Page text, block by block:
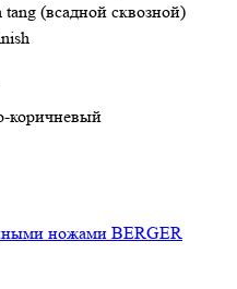
tang (всадной сквозной)
коричневый
ножами BERGER